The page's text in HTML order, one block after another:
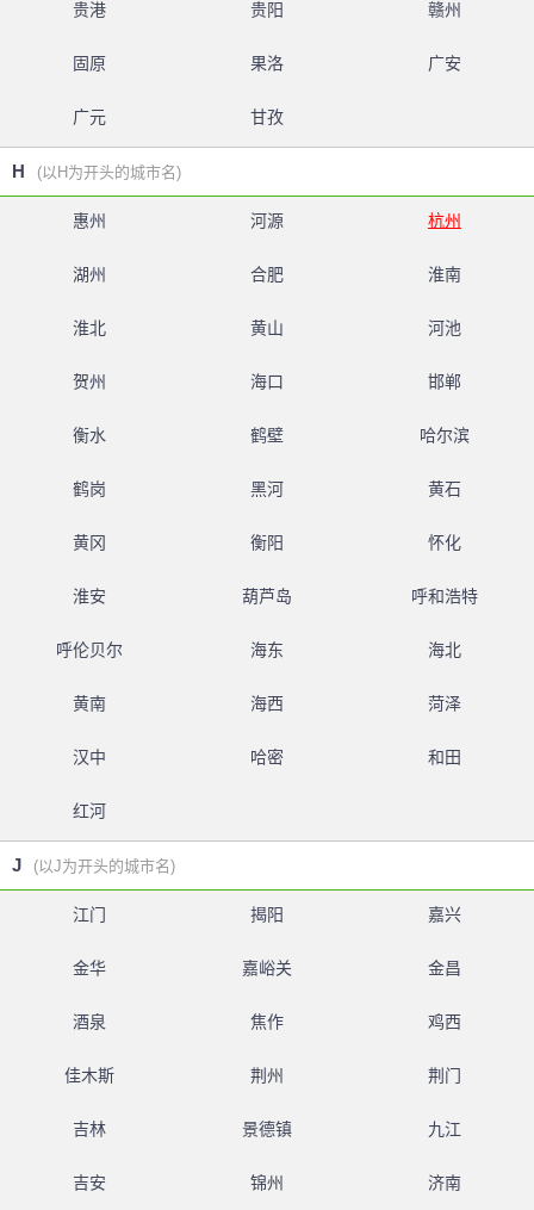
贵港 贵阳 赣州
固原 果洛 广安
广元 甘孜
H (以H为开头的城市名)
惠州 河源 杭州
湖州 合肥 淮南
淮北 黄山 河池
贺州 海口 邯郸
衡水 鹤壁 哈尔滨
鹤岗 黑河 黄石
黄冈 衡阳 怀化
淮安 葫芦岛 呼和浩特
呼伦贝尔 海东 海北
黄南 海西 菏泽
汉中 哈密 和田
红河
J (以J为开头的城市名)
江门 揭阳 嘉兴
金华 嘉峪关 金昌
酒泉 焦作 鸡西
佳木斯 荆州 荆门
吉林 景德镇 九江
吉安 锦州 济南